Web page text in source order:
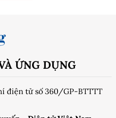
ỨNG DỤNG
điện tử số 360/GP-BTTTT